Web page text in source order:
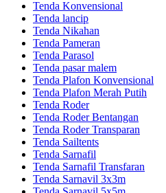
Tenda Konvensional
Tenda lancip
Tenda Nikahan
Tenda Pameran
Tenda Parasol
Tenda pasar malem
Tenda Plafon Konvensional
Tenda Plafon Merah Putih
Tenda Roder
Tenda Roder Bentangan
Tenda Roder Transparan
Tenda Sailtents
Tenda Sarnafil
Tenda Sarnafil Transfaran
Tenda Sarnavil 3x3m